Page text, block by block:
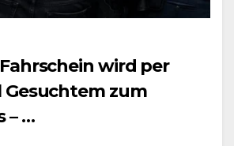
wird per
zum
– …